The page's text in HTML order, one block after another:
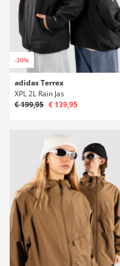
-30%
adidas Terrex
XPL 2L Rain Jas
€ 199,95 € 139,95